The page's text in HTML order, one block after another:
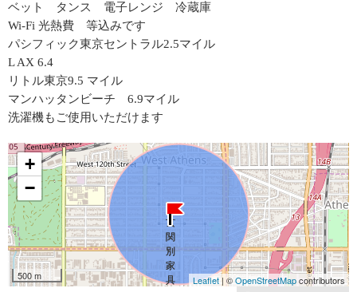
ベット タンス 電子レンジ 冷蔵庫
Wi-Fi 光熱費 等込みです
パシフィック東京セントラル2.5マイル
L AX 6.4
リトル東京9.5 マイル
マンハッタンビーチ 6.9マイル
洗濯機もご使用いただけます
+
−
500 m Leaflet| ©OpenStreetMapcontributors